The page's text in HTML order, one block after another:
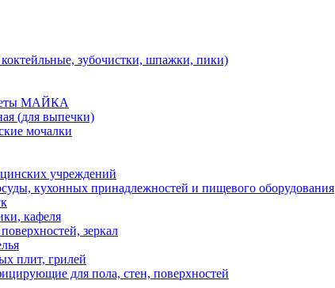
зубочистки, шпажки, пики)
МАЙКА
(для выпечки)
мочалки
учреждений
кухонных принадлежностей и пищевого оборудования
кафеля
зеркал
плит, грилей
для пола, стен, поверхностей